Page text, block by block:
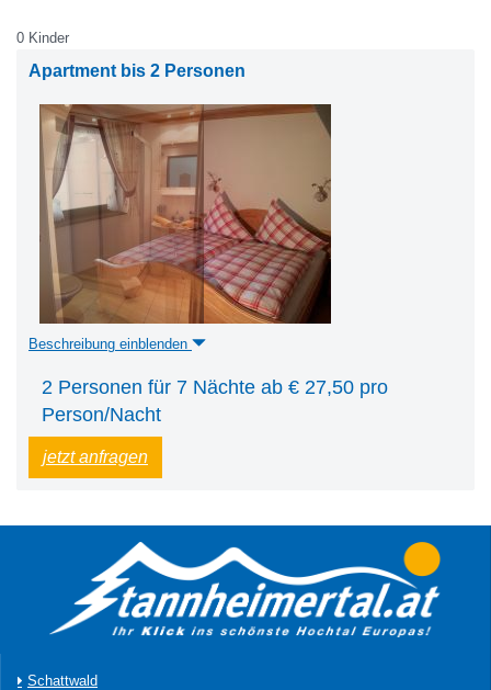
0 Kinder
Apartment bis 2 Personen
Beschreibung einblenden
2 Personen für 7 Nächte ab € 27,50 pro
Person/Nacht
jetzt anfragen
Schattwald